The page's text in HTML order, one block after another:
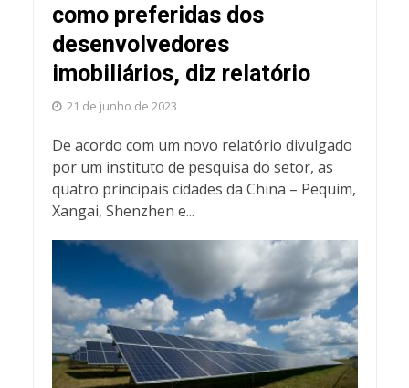
como preferidas dos
desenvolvedores
imobiliários, diz relatório
21 de junho de 2023
De acordo com um novo relatório divulgado
por um instituto de pesquisa do setor, as
quatro principais cidades da China – Pequim,
Xangai, Shenzhen e...